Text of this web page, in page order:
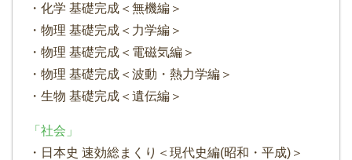
・化学 基礎完成＜無機編＞
・物理 基礎完成＜力学編＞
・物理 基礎完成＜電磁気編＞
・物理 基礎完成＜波動・熱力学編＞
・生物 基礎完成＜遺伝編＞
「社会」
・日本史 速効総まくり＜現代史編(昭和・平成)＞